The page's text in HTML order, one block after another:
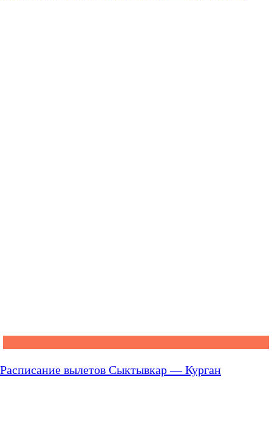
Расписание вылетов Сыктывкар — Курган